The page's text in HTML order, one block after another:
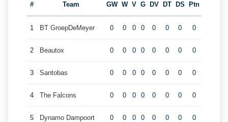
# Team GW W V G DV DT DS Ptn
1 BT GroepDeMeyer 0 0 0 0 0 0 0 0
2 Beautox 0 0 0 0 0 0 0 0
3 Santobas 0 0 0 0 0 0 0 0
4 The Falcons 0 0 0 0 0 0 0 0
5 Dynamo Dampoort 0 0 0 0 0 0 0 0